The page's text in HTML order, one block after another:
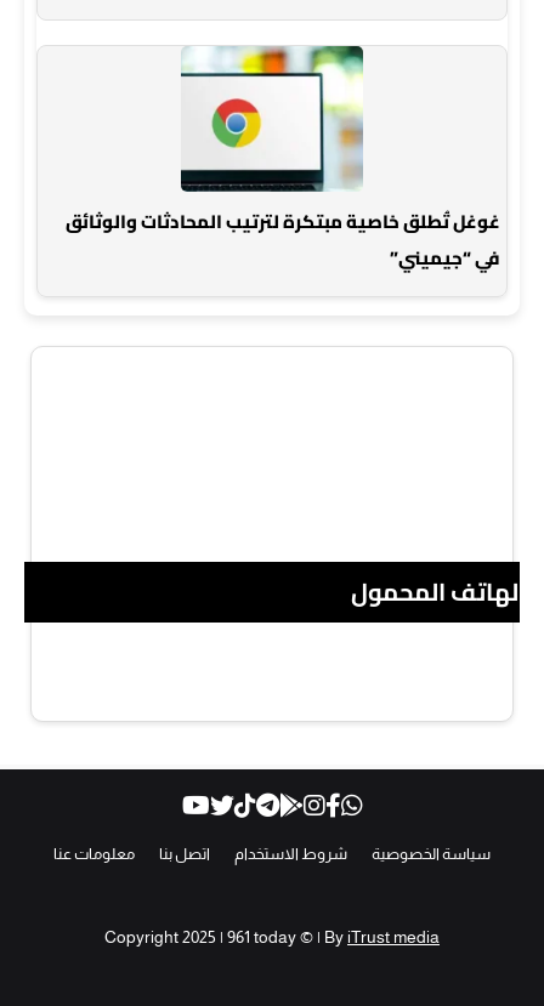
غوغل تُطلق خاصية مبتكرة لترتيب المحادثات والوثائق
في “جيميني”
الهاتف المحمول
سياسة الخصوصية شروط الاستخدام اتصل بنا معلومات عنا
Copyright 2025 | 961 today © | By iTrust media